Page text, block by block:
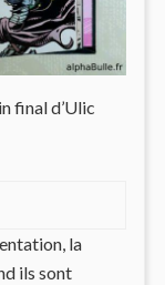
final d’Ulic
un duel
la
ils sont